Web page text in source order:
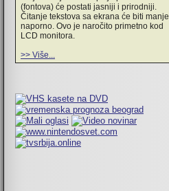
(fontova) će postati jasniji i prirodniji.
Čitanje tekstova sa ekrana će biti manje
naporno. Ovo je naročito primetno kod
LCD monitora.
>> Više...